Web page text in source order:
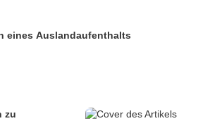
eines Auslandaufenthalts
zu